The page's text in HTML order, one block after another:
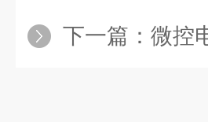
下一篇： 微控